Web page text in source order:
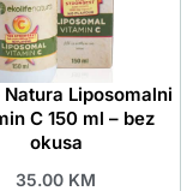
Liposomalni
C 150 ml – bez
okusa
35.00 KM